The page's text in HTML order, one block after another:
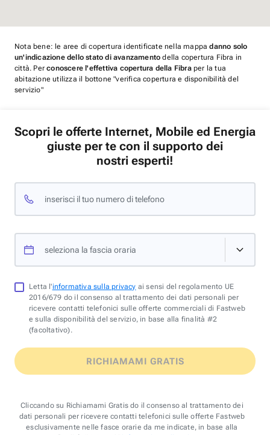
Nota bene: le aree di copertura identificate nella mappadanno solo
un'indicazione dello stato di avanzamento della copertura Fibra in
città. Perconoscere l'effettiva copertura della Fibraper la tua
abitazione utilizza il bottone "verifica copertura e disponibilità del
servizio"
Scopri le offerte Internet, Mobile ed Energia
giuste per te con il supporto dei
nostri esperti!
inserisci il tuo numero di telefono
seleziona la fascia oraria
Letta l'informativa sulla privacy ai sensi del regolamento UE
2016/679 do il consenso al trattamento dei dati personali per
ricevere contatti telefonici sulle offerte commerciali di Fastweb
e sulla disponibilità del servizio, in base alla finalità #2
(facoltativo).
RICHIAMAMI GRATIS
Cliccando su Richiamami Gratis do il consenso al trattamento dei
dati personali per ricevere contatti telefonici sulle offerte Fastweb
esclusivamente nelle fasce orarie da me indicate, in base alla